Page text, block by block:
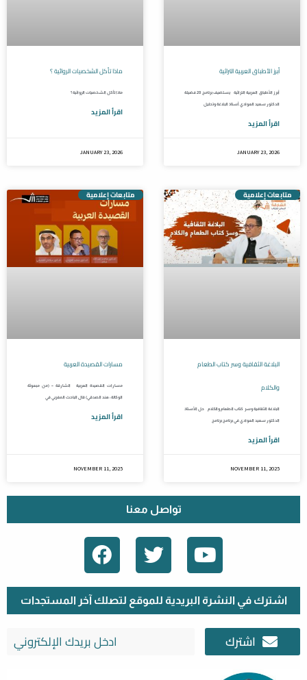
ماذا تأكل الشخصيات الروائية ؟
ماذا تأكل الشخصيات الروائية ؟
اقرأ المزيد
JANUARY 23, 2026
أبرز الأطباق العربية التراثية
أبرز الأطباق العربية التراثية يستضيف برنامج 20 فضيلة
الدكتور سعيد العوادي أستاذ البلاغة وتحليل
اقرأ المزيد
JANUARY 23, 2026
متابعات إعلامية
مسارات القصيدة العربية
مسارات القصيدة العربية الشارقة – (من مبعوثة
الوكالة: هند الصدقي) قال الباحث المغربي في
اقرأ المزيد
NOVEMBER 11, 2025
متابعات إعلامية
البلاغة الثقافية وسر كتاب الطعام
والكلام
البلاغة الثقافية وسر كتاب الطعام والكلام حل الأستاذ
الدكتور سعيد العوادي في برنامج برنامج
اقرأ المزيد
NOVEMBER 11, 2025
تواصل معنا
F
A
C
E
O
T
W
I
T
Y
O
U
T
U
اشترك في النشرة البريدية للموقع لتصلك آخر المستجدات
اشترك